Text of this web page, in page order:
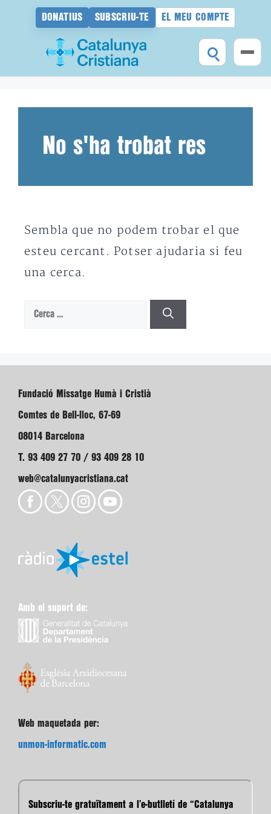
DONATIUS SUBSCRIU-TE EL MEU COMPTE
No s'ha trobat res
Sembla que no podem trobar el que
esteu cercant. Potser ajudaria si feu
una cerca.
Cerca:
Fundació Missatge Humà i Cristià
Comtes de Bell-lloc, 67-69
08014 Barcelona
T. 93 409 27 70 / 93 409 28 10
web@catalunyacristiana.cat
Amb el suport de:
Web maquetada per:
unmon-informatic.com
Subscriu-te gratuïtament a l’e-butlletí de “Catalunya